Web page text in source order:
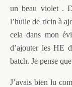
un beau violet .
l’huile de ricin à
cela dans mon
d’ajouter les HE
batch. Je pense
J’avais bien lu